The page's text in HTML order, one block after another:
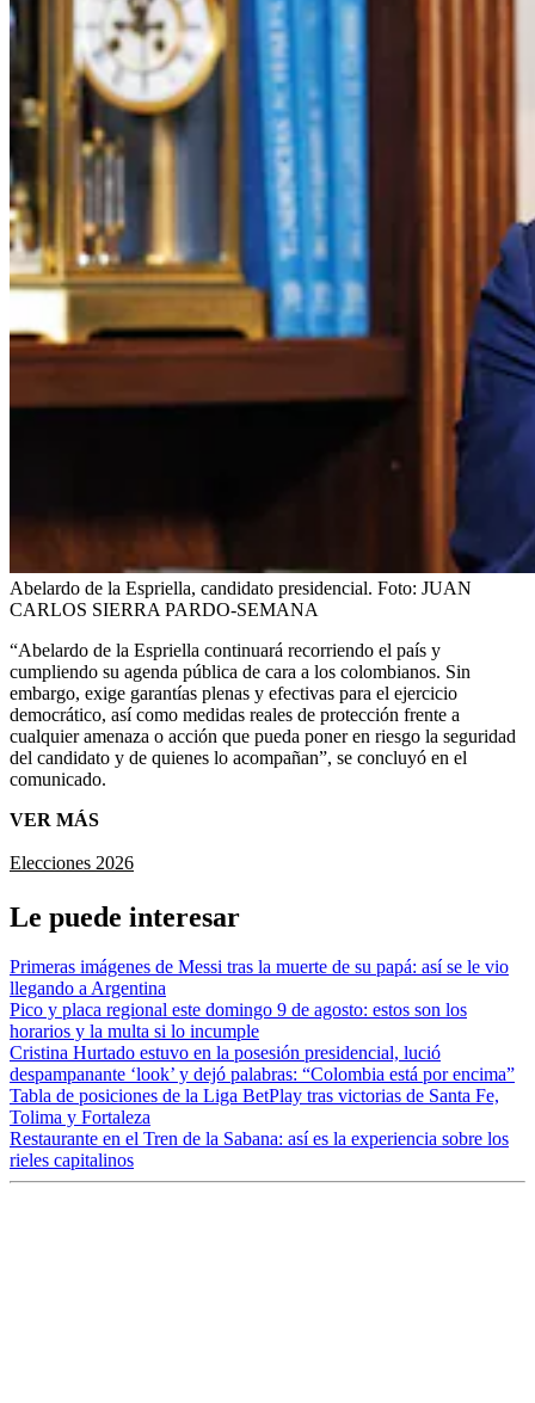
Abelardo de la Espriella, candidato presidencial. Foto: JUAN
CARLOS SIERRA PARDO-SEMANA
“Abelardo de la Espriella continuará recorriendo el país y
cumpliendo su agenda pública de cara a los colombianos. Sin
embargo, exige garantías plenas y efectivas para el ejercicio
democrático, así como medidas reales de protección frente a
cualquier amenaza o acción que pueda poner en riesgo la seguridad
del candidato y de quienes lo acompañan”, se concluyó en el
comunicado.
VER MÁS
Elecciones 2026
Le puede interesar
Primeras imágenes de Messi tras la muerte de su papá: así se le vio
llegando a Argentina
Pico y placa regional este domingo 9 de agosto: estos son los
horarios y la multa si lo incumple
Cristina Hurtado estuvo en la posesión presidencial, lució
despampanante ‘look’ y dejó palabras: “Colombia está por encima”
Tabla de posiciones de la Liga BetPlay tras victorias de Santa Fe,
Tolima y Fortaleza
Restaurante en el Tren de la Sabana: así es la experiencia sobre los
rieles capitalinos